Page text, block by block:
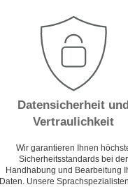
Datensicherheit
Vertraulichkeit
Wir garantieren Ihnen
Sicherheitsstandards bei der
Handhabung und Bearbeitung
Daten. Unsere